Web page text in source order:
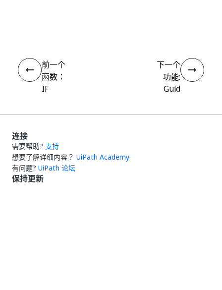
前一个
函数：
IF
下一个
功能:
Guid
连接
需要帮助? 支持
想要了解详细内容？ UiPath Academy
有问题? UiPath 论坛
保持更新